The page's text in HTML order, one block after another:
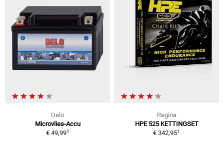
Delo
Microvlies-Accu
€ 49,991
Regina
HPE 525 KETTINGSET
€ 342,951